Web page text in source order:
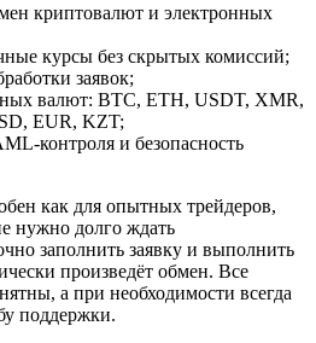
криптовалют и электронных
курсы без скрытых комиссий;
заявок;
валют: BTC, ETH, USDT, XMR,
EUR, KZT;
контроля и безопасность
как для опытных трейдеров,
нужно долго ждать
заполнить заявку и выполнить
произведёт обмен. Все
а при необходимости всегда
поддержки.